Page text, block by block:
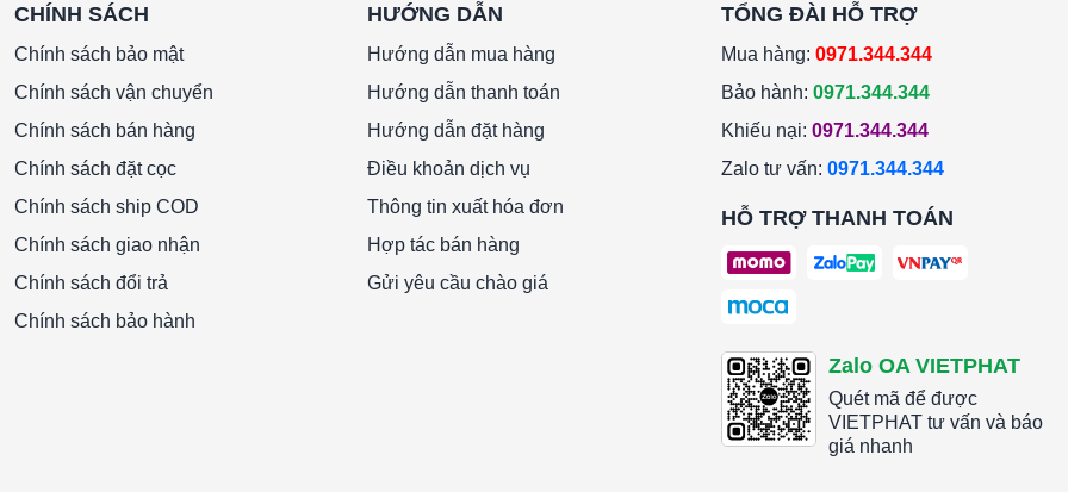
CHÍNH SÁCH
Chính sách bảo mật
Chính sách vận chuyển
Chính sách bán hàng
Chính sách đặt cọc
Chính sách ship COD
Chính sách giao nhận
Chính sách đổi trả
Chính sách bảo hành
HƯỚNG DẪN
Hướng dẫn mua hàng
Hướng dẫn thanh toán
Hướng dẫn đặt hàng
Điều khoản dịch vụ
Thông tin xuất hóa đơn
Hợp tác bán hàng
Gửi yêu cầu chào giá
TỔNG ĐÀI HỖ TRỢ
Mua hàng: 0971.344.344
Bảo hành: 0971.344.344
Khiếu nại: 0971.344.344
Zalo tư vấn: 0971.344.344
HỖ TRỢ THANH TOÁN
Zalo OA VIETPHAT
Quét mã để được
VIETPHAT tư vấn và báo
giá nhanh